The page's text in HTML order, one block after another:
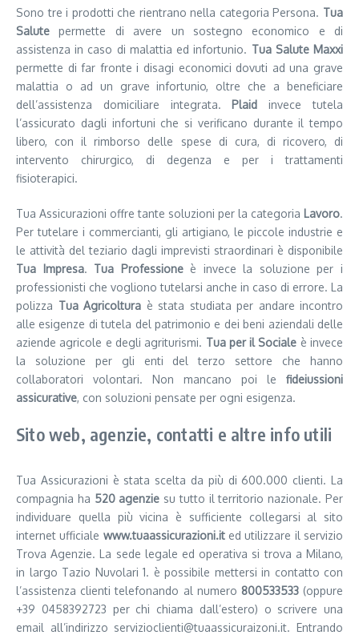
Sono tre i prodotti che rientrano nella categoria Persona. Tua
Salute permette di avere un sostegno economico e di
assistenza in caso di malattia ed infortunio. Tua Salute Maxxi
permette di far fronte i disagi economici dovuti ad una grave
malattia o ad un grave infortunio, oltre che a beneficiare
dell’assistenza domiciliare integrata. Plaid invece tutela
l’assicurato dagli infortuni che si verificano durante il tempo
libero, con il rimborso delle spese di cura, di ricovero, di
intervento chirurgico, di degenza e per i trattamenti
fisioterapici.
Tua Assicurazioni offre tante soluzioni per la categoria Lavoro.
Per tutelare i commercianti, gli artigiano, le piccole industrie e
le attività del teziario dagli imprevisti straordinari è disponibile
Tua Impresa. Tua Professioneè invece la soluzione per i
professionisti che vogliono tutelarsi anche in caso di errore. La
polizza Tua Agricoltura è stata studiata per andare incontro
alle esigenze di tutela del patrimonio e dei beni aziendali delle
aziende agricole e degli agriturismi. Tua per il Sociale è invece
la soluzione per gli enti del terzo settore che hanno
collaboratori volontari. Non mancano poi le fideiussioni
assicurative, con soluzioni pensate per ogni esigenza.
Sito web, agenzie, contatti e altre info utili
Tua Assicurazioni è stata scelta da più di 600.000 clienti. La
compagnia ha 520 agenzie su tutto il territorio nazionale. Per
individuare quella più vicina è sufficiente collegarsi al sito
internet ufficiale www.tuaassicurazioni.ited utilizzare il servizio
Trova Agenzie. La sede legale ed operativa si trova a Milano,
in largo Tazio Nuvolari 1. è possibile mettersi in contatto con
l’assistenza clienti telefonando al numero 800533533(oppure
+39 0458392723 per chi chiama dall’estero) o scrivere una
email all’indirizzo servizioclienti@tuaassicuraizoni.it. Entrando